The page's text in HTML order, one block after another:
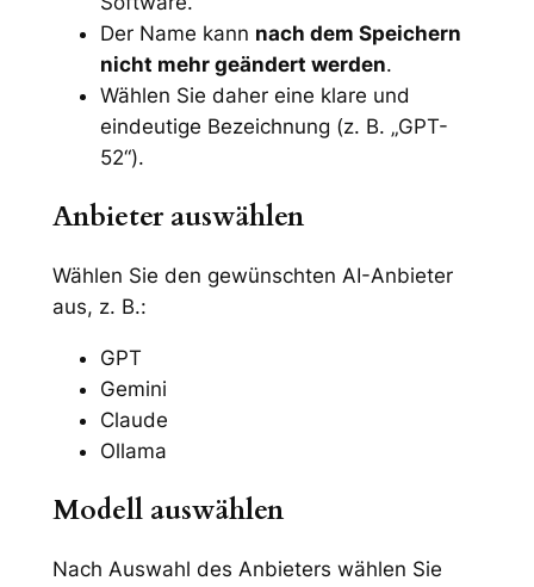
Der Name kann nach dem Speichern
nicht mehr geändert werden.
Wählen Sie daher eine klare und
eindeutige Bezeichnung (z. B. „GPT-
52“).
Anbieter auswählen
Wählen Sie den gewünschten AI-Anbieter
aus, z. B.:
GPT
Gemini
Claude
Ollama
Modell auswählen
Nach Auswahl des Anbieters wählen Sie